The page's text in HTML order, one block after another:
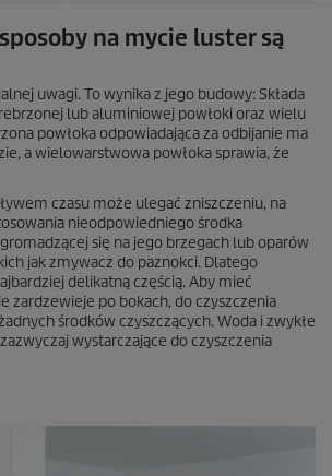
na mycie luster są
uwagi. To wynika z jego budowy: Składa
lub aluminiowej powłoki oraz wielu
powłoka odpowiadająca za odbijanie ma
a wielowarstwowa powłoka sprawia, że
czasu może ulegać zniszczeniu, na
nieodpowiedniego środka
się na jego brzegach lub oparów
jak zmywacz do paznokci. Dlatego
delikatną częścią. Aby mieć
zardzewieje po bokach, do czyszczenia
środków czyszczących. Woda i zwykłe
wystarczające do czyszczenia